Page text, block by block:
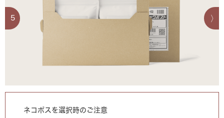
5
ネコポスを選択時のご注意